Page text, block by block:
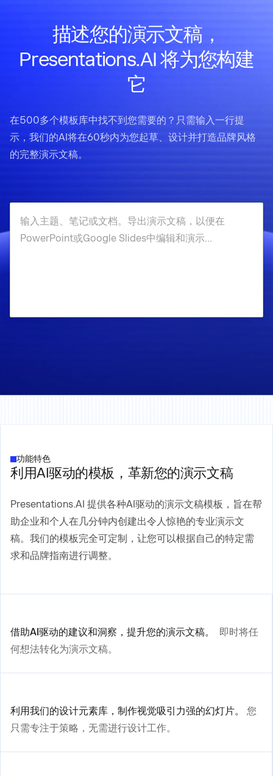
描述您的演示文稿，
Presentations.AI 将为您构建
它
在500多个模板库中找不到您需要的？只需输入一行提
示，我们的AI将在60秒内为您起草、设计并打造品牌风格
的完整演示文稿。
功能特色
利用AI驱动的模板，革新您的演示文稿
Presentations.AI 提供各种AI驱动的演示文稿模板，旨在帮
助企业和个人在几分钟内创建出令人惊艳的专业演示文
稿。我们的模板完全可定制，让您可以根据自己的特定需
求和品牌指南进行调整。
借助AI驱动的建议和洞察，提升您的演示文稿。
即时将任
何想法转化为演示文稿。
利用我们的设计元素库，制作视觉吸引力强的幻灯片。
您
只需专注于策略，无需进行设计工作。